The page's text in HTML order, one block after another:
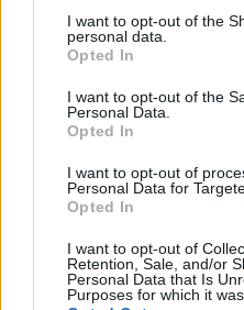
not limited to your visit or
grant or deny consent to
use your data for below
consent section.
I want to opt-out of the
personal data.
Opted In
I want to opt-out of the
Personal Data.
Opted In
I want to opt-out of
Personal Data for
Opted In
I want to opt-out of
Retention, Sale, and/or
Personal Data that Is
Purposes for which it
Laurea triennale
Master
L’aumento e la
Vale la pena un Master
Un programma di laurea